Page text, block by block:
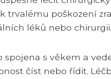
trvalému poškození
léků nebo chirurgii.
spojena s věkem a
číst nebo řídit.